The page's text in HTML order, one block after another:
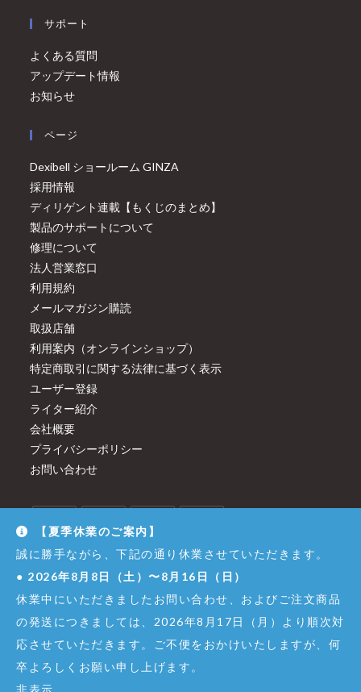
サポート
よくある質問
アップデート情報
お知らせ
ページ
Dexibell ショールーム GINZA
採用情報
ディリゲント連載【もくじのまとめ】
製品のサポートについて
修理について
法人営業窓口
利用規約
メールマガジン購読
取扱店舗
利用案内（オンラインショップ）
特定商取引に関する法律に基づく表示
ユーザー登録
ライター紹介
会社概要
プライバシーポリシー
お問い合わせ
© Copyright - Dirigent GINZA JUJIYA Co.,Ltd. All Right Reserved.
【夏季休業のご案内】
誠に勝手ながら、下記の通り休業させていただきます。
● 2026年8月8日（土）〜8月16日（日）
休業中にいただきましたお問い合わせ、およびご注文商品
の発送につきましては、2026年8月17日（月）より順次対
応させていただきます。ご不便をおかけいたしますが、何
卒よろしくお願い申し上げます。
非表示